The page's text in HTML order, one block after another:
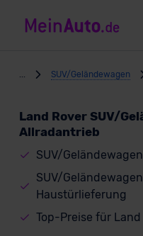
SUV/Geländewagen
Land Rover SUV/
Allradantrieb
SUV/
SUV/
Haustürlieferung
Top-Preise für Land